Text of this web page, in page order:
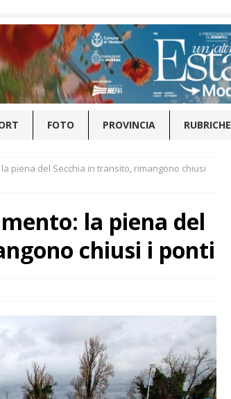
FOTO PROVINCIA RUBRICHE
piena del Secchia in transito, rimangono chiusi
la piena del
chiusi i ponti